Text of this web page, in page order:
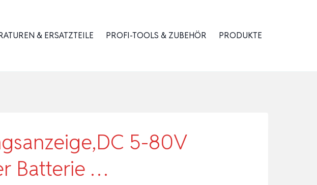
& ERSATZTEILE PROFI-TOOLS & ZUBEHÖR PRODUKTE
5-80V
Batterie …